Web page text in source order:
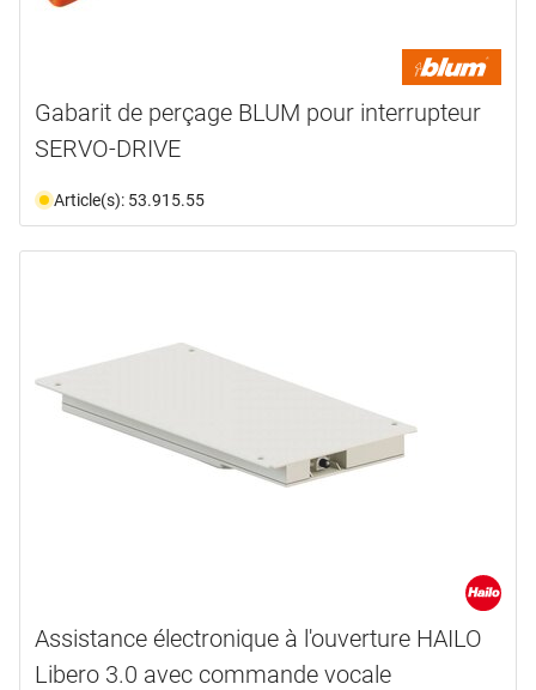
Gabarit de perçage BLUM pour interrupteur
SERVO-DRIVE
Article(s): 53.915.55
Assistance électronique à l'ouverture HAILO
Libero 3.0 avec commande vocale